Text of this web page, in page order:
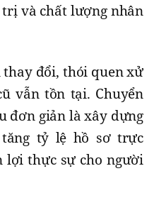
và chất lượng nhân
đổi, thói quen xử
vẫn tồn tại. Chuyển
đơn giản là xây dựng
tỷ lệ hồ sơ trực
lợi thực sự cho người